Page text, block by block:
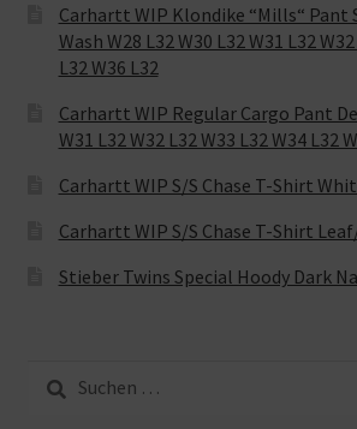
Carhartt WIP Klondike “Mills“ Pant
Wash W28 L32 W30 L32 W31 L32
L32 W36 L32
Carhartt WIP Regular Cargo Pant
W31 L32 W32 L32 W33 L32 W34 L32
Carhartt WIP S/S Chase T-Shirt
Carhartt WIP S/S Chase T-Shirt Leaf/
Stieber Twins Special Hoody Dark
Suche
nach: